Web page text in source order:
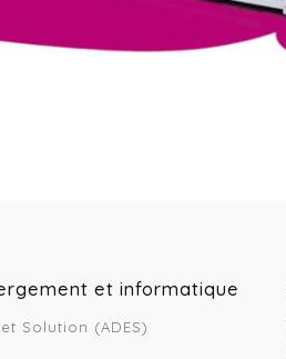
et informatique
Solution (ADES)